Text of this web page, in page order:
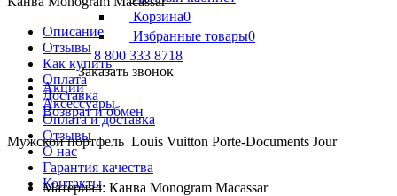
Корзина0
Избранные товары0
8 800 333 8718
Заказать звонок
Акции
Аксессуары
Оплата и доставка
Отзывы
О нас
Гарантия качества
Контакты
Описание
Отзывы
Как купить
Оплата
Доставка
Возврат и обмен
Мужской портфель Louis Vuitton Porte-Documents Jour
Материал: Канва Monogram Macassar